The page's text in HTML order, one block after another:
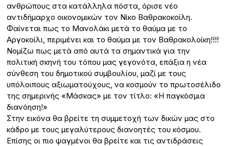
ανθρώπους στα κατάλληλα πόστα, όρισε νέο
αντιδήμαρχο οικονομικών τον Νίκο Βαθρακοκοίλη.
Φαίνεται πως το Μανολάκι μετά το θαύμα με το
Αργοκοίλι, περιμένει και το θαύμα με τον Βαθρακολοίκη!!!!
Νομίζω πως μετά από αυτά τα σημαντικά για την
πολιτική σκηνή του τόπου μας γεγονότα, επάξια η νέα
σύνθεση του δημοτικού συμβουλίου, μαζί με τους
υπόλοιπους αξιωματούχους, να κοσμούν το πρωτοσέλιδο
της σημερινής «Μάσκας» με τον τίτλο: «Η παγκόσμια
διανόηση!»
Στην εικόνα θα βρείτε τη συμμετοχή των δικών μας στο
κάδρο με τους μεγαλύτερους διανοητές του κόσμου.
Επίσης οι πιο ψαγμένοι θα βρείτε και τις αντιδράσεις